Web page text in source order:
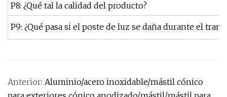
P8: ¿Qué tal la calidad del producto?
P9: ¿Qué pasa si el poste de luz se daña durante el
Anterior: Aluminio/acero inoxidable/mástil cónico